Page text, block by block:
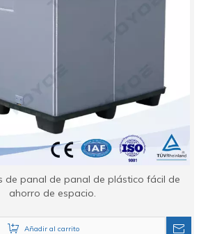
de panal de panal de plástico fácil de
ahorro de espacio.
Añadir al carrito